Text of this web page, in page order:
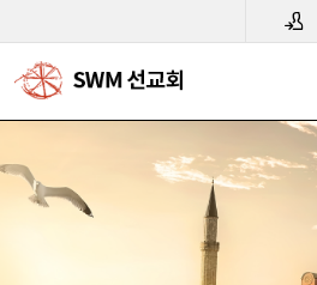
메뉴 건너뛰기